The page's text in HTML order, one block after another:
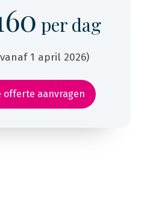
per dag
1 april 2026)
offerte aanvragen